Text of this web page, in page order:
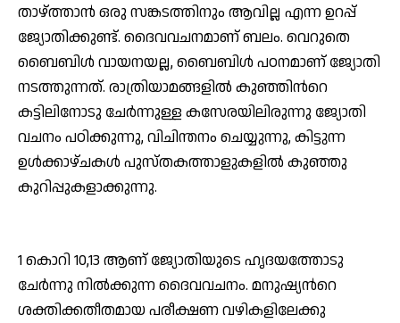
താഴ്ത്താന്‍ ഒരു സങ്കടത്തിനും ആവില്ല എന്ന ഉറപ്പ്
ജ്യോതിക്കുണ്ട്. ദൈവവചനമാണ് ബലം. വെറുതെ
ബൈബിള്‍ വായനയല്ല, ബൈബിള്‍ പഠനമാണ് ജ്യോതി
നടത്തുന്നത്. രാത്രിയാമങ്ങളില്‍ കുഞ്ഞിന്‍റെ
കട്ടിലിനോടു ചേര്‍ന്നുള്ള കസേരയിലിരുന്നു ജ്യോതി
വചനം പഠിക്കുന്നു, വിചിന്തനം ചെയ്യുന്നു, കിട്ടുന്ന
ഉള്‍ക്കാഴ്ചകള്‍ പുസ്തകത്താളുകളില്‍ കുഞ്ഞു
കുറിപ്പുകളാക്കുന്നു.
1 കൊറി 10,13 ആണ് ജ്യോതിയുടെ ഹൃദയത്തോടു
ചേര്‍ന്നു നില്‍ക്കുന്ന ദൈവവചനം. മനുഷ്യന്‍റെ
ശക്തിക്കതീതമായ പരീക്ഷണ വഴികളിലേക്കു